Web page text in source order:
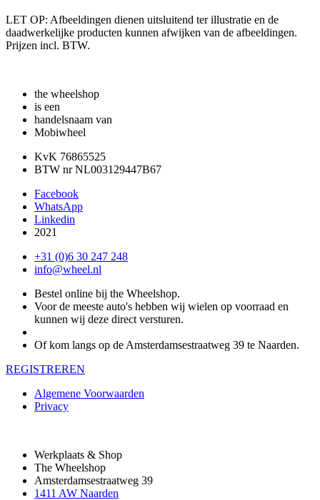
LET OP: Afbeeldingen dienen uitsluitend ter illustratie en de
daadwerkelijke producten kunnen afwijken van de afbeeldingen.
Prijzen incl. BTW.
the wheelshop
is een
handelsnaam van
Mobiwheel
KvK 76865525
BTW nr NL003129447B67
Facebook
WhatsApp
Linkedin
2021
+31 (0)6 30 247 248
info@wheel.nl
Bestel online bij the Wheelshop.
Voor de meeste auto's hebben wij wielen op voorraad en
kunnen wij deze direct versturen.
Of kom langs op de Amsterdamsestraatweg 39 te Naarden.
REGISTREREN
Algemene Voorwaarden
Privacy
Werkplaats & Shop
The Wheelshop
Amsterdamsestraatweg 39
1411 AW Naarden